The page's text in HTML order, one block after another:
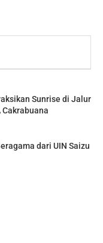
Sunrise di Jalur
dari UIN Saizu